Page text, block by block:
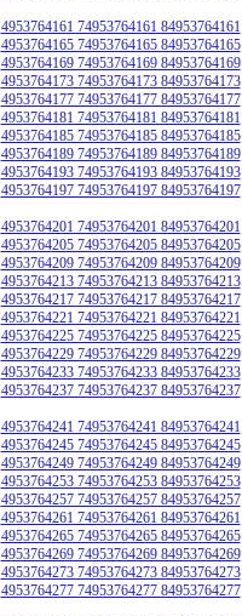
4953764161 74953764161 84953764161
4953764165 74953764165 84953764165
4953764169 74953764169 84953764169
4953764173 74953764173 84953764173
4953764177 74953764177 84953764177
4953764181 74953764181 84953764181
4953764185 74953764185 84953764185
4953764189 74953764189 84953764189
4953764193 74953764193 84953764193
4953764197 74953764197 84953764197
4953764201 74953764201 84953764201
4953764205 74953764205 84953764205
4953764209 74953764209 84953764209
4953764213 74953764213 84953764213
4953764217 74953764217 84953764217
4953764221 74953764221 84953764221
4953764225 74953764225 84953764225
4953764229 74953764229 84953764229
4953764233 74953764233 84953764233
4953764237 74953764237 84953764237
4953764241 74953764241 84953764241
4953764245 74953764245 84953764245
4953764249 74953764249 84953764249
4953764253 74953764253 84953764253
4953764257 74953764257 84953764257
4953764261 74953764261 84953764261
4953764265 74953764265 84953764265
4953764269 74953764269 84953764269
4953764273 74953764273 84953764273
4953764277 74953764277 84953764277